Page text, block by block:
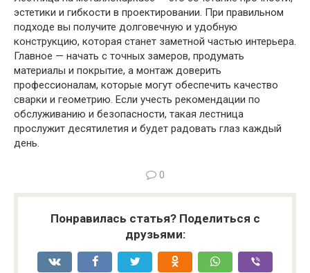
эстетики и гибкости в проектировании. При правильном
подходе вы получите долговечную и удобную
конструкцию, которая станет заметной частью интерьера.
Главное — начать с точных замеров, продумать
материалы и покрытие, а монтаж доверить
профессионалам, которые могут обеспечить качество
сварки и геометрию. Если учесть рекомендации по
обслуживанию и безопасности, такая лестница
прослужит десятилетия и будет радовать глаз каждый
день.
0
Понравилась статья? Поделиться с
друзьями: